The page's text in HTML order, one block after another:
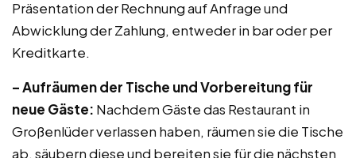
Präsentation der Rechnung auf Anfrage und
Abwicklung der Zahlung, entweder in bar oder per
Kreditkarte.
– Aufräumen der Tische und Vorbereitung für
neue Gäste: Nachdem Gäste das Restaurant in
Großenlüder verlassen haben, räumen sie die Tische
ab, säubern diese und bereiten sie für die nächsten